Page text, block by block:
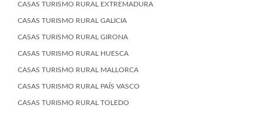
CASAS TURISMO RURAL EXTREMADURA
CASAS TURISMO RURAL GALICIA
CASAS TURISMO RURAL GIRONA
CASAS TURISMO RURAL HUESCA
CASAS TURISMO RURAL MALLORCA
CASAS TURISMO RURAL PAÍS VASCO
CASAS TURISMO RURAL TOLEDO